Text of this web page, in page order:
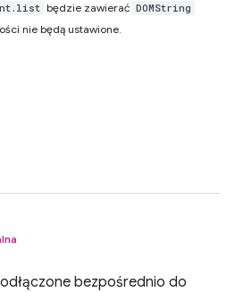
będzie zawierać DOMString
nie będą ustawione.
bezpośrednio do